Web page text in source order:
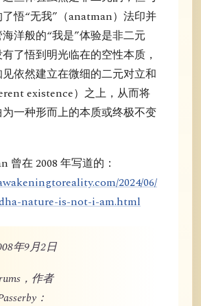
悟“无我”（anatman）法印并
洋般的“我是”体验是非二元
了悟到明光临在的空性本质，
依然建立在微细的二元对立和
existence）之上，从而将
一种形而上的本质或终极不变
曾在 2008 年写道的：
2024/06/
nature-is-not-i-am.html
年9月2日
，作者
：